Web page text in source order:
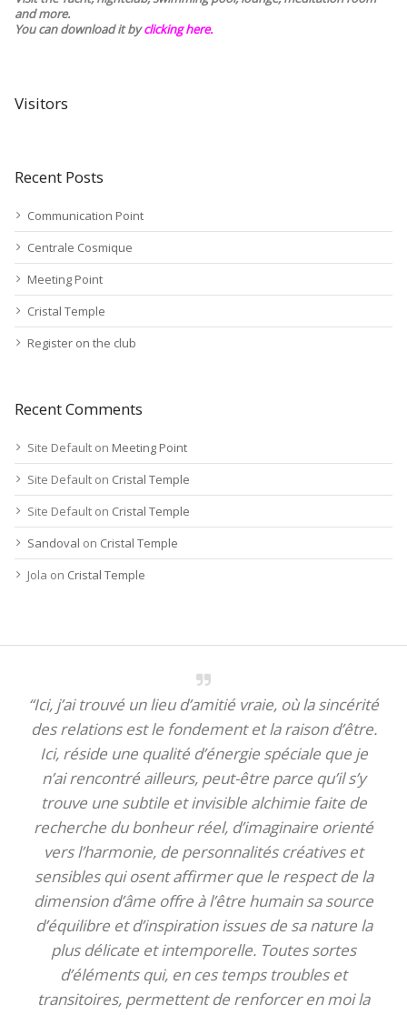
and more.
You can download it byclicking here.
Visitors
Recent Posts
Communication Point
Centrale Cosmique
Meeting Point
Cristal Temple
Register on the club
Recent Comments
Site Default on Meeting Point
Site Default on Cristal Temple
Site Default on Cristal Temple
Sandoval on Cristal Temple
Jola on Cristal Temple
“Ici, j’ai trouvé un lieu d’amitié vraie, où la sincérité
des relations est le fondement et la raison d’être.
Ici, réside une qualité d’énergie spéciale que je
n’ai rencontré ailleurs, peut-être parce qu’il s’y
trouve une subtile et invisible alchimie faite de
recherche du bonheur réel, d’imaginaire orienté
vers l’harmonie, de personnalités créatives et
sensibles qui osent affirmer que le respect de la
dimension d’âme offre à l’être humain sa source
d’équilibre et d’inspiration issues de sa nature la
plus délicate et intemporelle. Toutes sortes
d’éléments qui, en ces temps troubles et
transitoires, permettent de renforcer en moi la